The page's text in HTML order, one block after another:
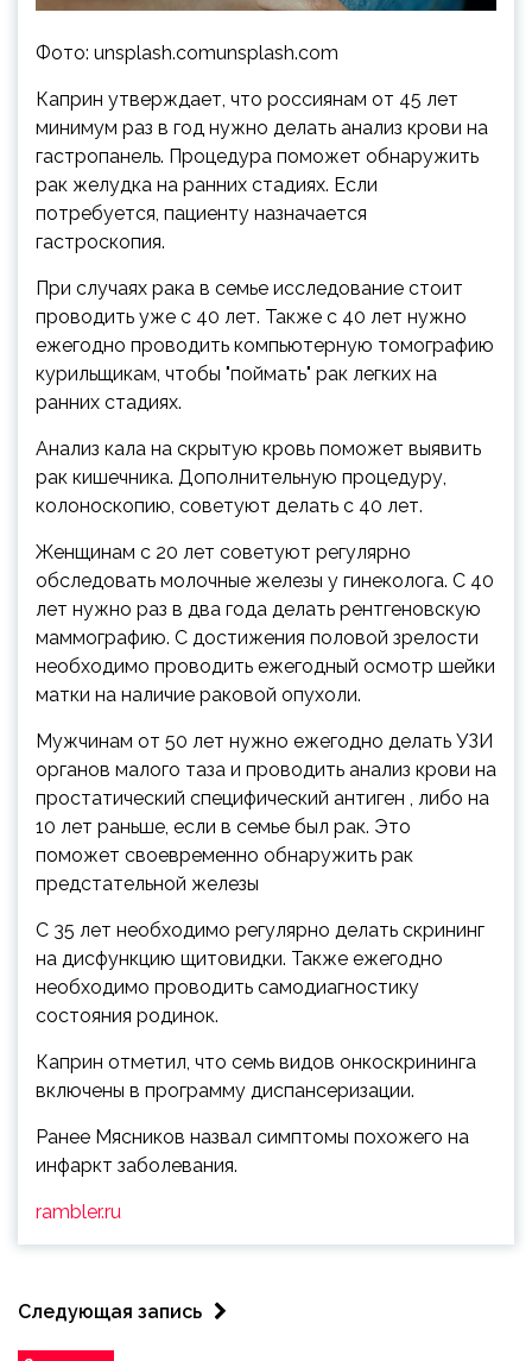
Фото: unsplash.comunsplash.com
Каприн утверждает, что россиянам от 45 лет
минимум раз в год нужно делать анализ крови на
гастропанель. Процедура поможет обнаружить
рак желудка на ранних стадиях. Если
потребуется, пациенту назначается
гастроскопия.
При случаях рака в семье исследование стоит
проводить уже с 40 лет. Также с 40 лет нужно
ежегодно проводить компьютерную томографию
курильщикам, чтобы "поймать" рак легких на
ранних стадиях.
Анализ кала на скрытую кровь поможет выявить
рак кишечника. Дополнительную процедуру,
колоноскопию, советуют делать с 40 лет.
Женщинам с 20 лет советуют регулярно
обследовать молочные железы у гинеколога. С 40
лет нужно раз в два года делать рентгеновскую
маммографию. С достижения половой зрелости
необходимо проводить ежегодный осмотр шейки
матки на наличие раковой опухоли.
Мужчинам от 50 лет нужно ежегодно делать УЗИ
органов малого таза и проводить анализ крови на
простатический специфический антиген , либо на
10 лет раньше, если в семье был рак. Это
поможет своевременно обнаружить рак
предстательной железы
С 35 лет необходимо регулярно делать скрининг
на дисфункцию щитовидки. Также ежегодно
необходимо проводить самодиагностику
состояния родинок.
Каприн отметил, что семь видов онкоскрининга
включены в программу диспансеризации.
Ранее Мясников назвал симптомы похожего на
инфаркт заболевания.
rambler.ru
Следующая запись